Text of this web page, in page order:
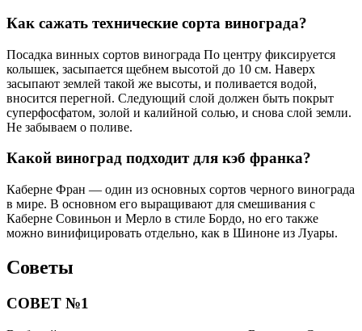
Как сажать технические сорта винограда?
Посадка винных сортов винограда По центру фиксируется
колышек, засыпается щебнем высотой до 10 см. Наверх
засыпают землей такой же высоты, и поливается водой,
вносится перегной. Следующий слой должен быть покрыт
суперфосфатом, золой и калийной солью, и снова слой земли.
Не забываем о поливе.
Какой виноград подходит для кэб франка?
Каберне Фран — один из основных сортов черного винограда
в мире. В основном его выращивают для смешивания с
Каберне Совиньон и Мерло в стиле Бордо, но его также
можно винифицировать отдельно, как в Шиноне из Луары.
Советы
СОВЕТ №1